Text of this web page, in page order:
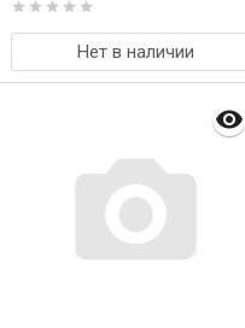
Нет в наличии